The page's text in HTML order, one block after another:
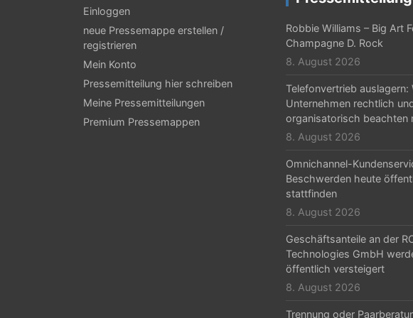
Einloggen
neue Pressemappe erstellen /
registrieren
Mein Konto
Pressemitteilung hier schreiben
Meine Pressemitteilungen
Premium Pressemappen
Robbie Williams – Big Art
Champagne D. Rock
8. August 2026
Telefonvertrieb auslagern:
Unternehmen rechtlich
organisatorisch beachten
8. August 2026
Omnichannel-
Beschwerden heute
stattfinden
8. August 2026
Geschäftsanteile an der
Technologies GmbH
öffentlich versteigert
8. August 2026
Trennung oder